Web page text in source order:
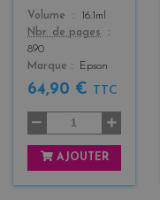
Color
Volume
16.1ml
Nbr. de pages
890
Marque
Epson
64,90 € TTC
AJOUTER